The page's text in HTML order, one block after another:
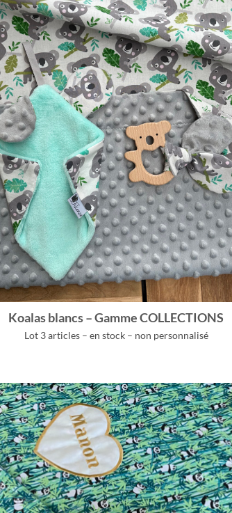
Koalas blancs – Gamme COLLECTIONS
Lot 3 articles – en stock – non personnalisé